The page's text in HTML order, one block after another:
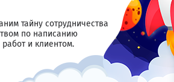
тайну сотрудничества
по написанию
работ и клиентом.